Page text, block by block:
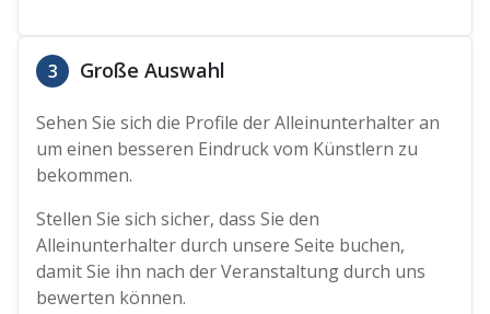
3 Große Auswahl
Sehen Sie sich die Profile der Alleinunterhalter an
um einen besseren Eindruck vom Künstlern zu
bekommen.
Stellen Sie sich sicher, dass Sie den
Alleinunterhalter durch unsere Seite buchen,
damit Sie ihn nach der Veranstaltung durch uns
bewerten können.